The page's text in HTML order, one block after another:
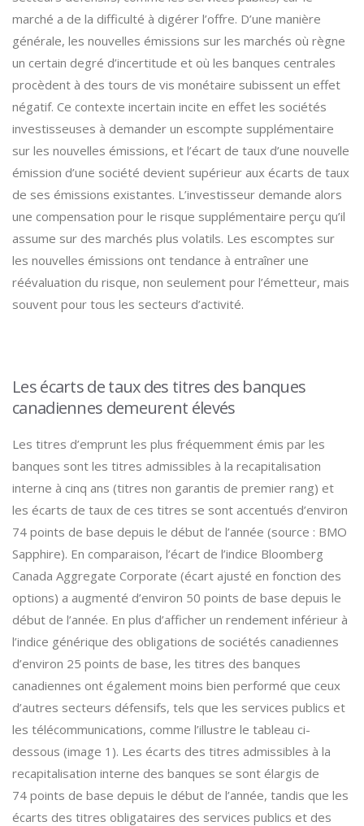
marché a de la difficulté à digérer l’offre. D’une manière
générale, les nouvelles émissions sur les marchés où règne
un certain degré d’incertitude et où les banques centrales
procèdent à des tours de vis monétaire subissent un effet
négatif. Ce contexte incertain incite en effet les sociétés
investisseuses à demander un escompte supplémentaire
sur les nouvelles émissions, et l’écart de taux d’une nouvelle
émission d’une société devient supérieur aux écarts de taux
de ses émissions existantes. L’investisseur demande alors
une compensation pour le risque supplémentaire perçu qu’il
assume sur des marchés plus volatils. Les escomptes sur
les nouvelles émissions ont tendance à entraîner une
réévaluation du risque, non seulement pour l’émetteur, mais
souvent pour tous les secteurs d’activité.
Les écarts de taux des titres des banques
canadiennes demeurent élevés
Les titres d’emprunt les plus fréquemment émis par les
banques sont les titres admissibles à la recapitalisation
interne à cinq ans (titres non garantis de premier rang) et
les écarts de taux de ces titres se sont accentués d’environ
74 points de base depuis le début de l’année (source : BMO
Sapphire). En comparaison, l’écart de l’indice Bloomberg
Canada Aggregate Corporate (écart ajusté en fonction des
options) a augmenté d’environ 50 points de base depuis le
début de l’année. En plus d’afficher un rendement inférieur à
l’indice générique des obligations de sociétés canadiennes
d’environ 25 points de base, les titres des banques
canadiennes ont également moins bien performé que ceux
d’autres secteurs défensifs, tels que les services publics et
les télécommunications, comme l’illustre le tableau ci-
dessous (image 1). Les écarts des titres admissibles à la
recapitalisation interne des banques se sont élargis de
74 points de base depuis le début de l’année, tandis que les
écarts des titres obligataires des services publics et des